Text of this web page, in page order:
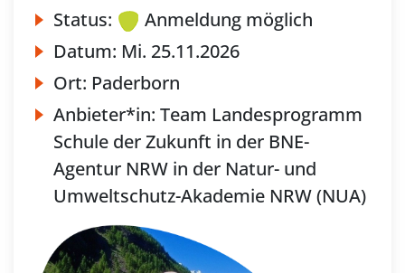
Status:
Anmeldung möglich
Datum: Mi. 25.11.2026
Ort: Paderborn
Anbieter*in: Team Landesprogramm
Schule der Zukunft in der BNE-
Agentur NRW in der Natur- und
Umweltschutz-Akademie NRW (NUA)